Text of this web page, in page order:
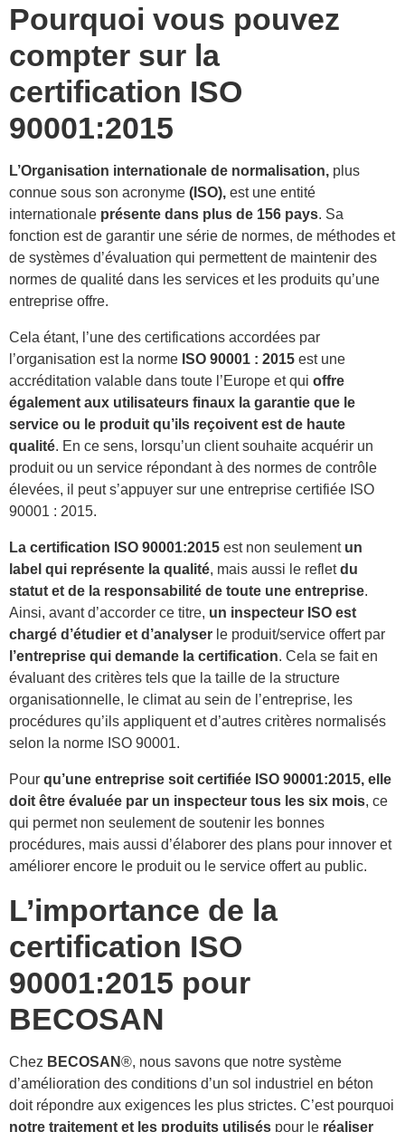
Pourquoi vous pouvez
compter sur la
certification ISO
90001:2015
L’Organisation internationale de normalisation, plus
connue sous son acronyme (ISO), est une entité
internationale présente dans plus de 156 pays. Sa
fonction est de garantir une série de normes, de méthodes et
de systèmes d’évaluation qui permettent de maintenir des
normes de qualité dans les services et les produits qu’une
entreprise offre.
Cela étant, l’une des certifications accordées par
l’organisation est la norme ISO 90001 : 2015 est une
accréditation valable dans toute l’Europe et qui offre
également aux utilisateurs finaux la garantie que le
service ou le produit qu’ils reçoivent est de haute
qualité. En ce sens, lorsqu’un client souhaite acquérir un
produit ou un service répondant à des normes de contrôle
élevées, il peut s’appuyer sur une entreprise certifiée ISO
90001 : 2015.
La certification ISO 90001:2015 est non seulement un
label qui représente la qualité, mais aussi le refletdu
statut et de la responsabilité de toute une entreprise.
Ainsi, avant d’accorder ce titre, un inspecteur ISO est
chargé d’étudier et d’analyser le produit/service offert par
l’entreprise qui demande la certification. Cela se fait en
évaluant des critères tels que la taille de la structure
organisationnelle, le climat au sein de l’entreprise, les
procédures qu’ils appliquent et d’autres critères normalisés
selon la norme ISO 90001.
Pour qu’une entreprise soit certifiée ISO 90001:2015, elle
doit être évaluée par un inspecteur tous les six mois, ce
qui permet non seulement de soutenir les bonnes
procédures, mais aussi d’élaborer des plans pour innover et
améliorer encore le produit ou le service offert au public.
L’importance de la
certification ISO
90001:2015 pour
BECOSAN
Chez BECOSAN®, nous savons que notre système
d’amélioration des conditions d’un sol industriel en béton
doit répondre aux exigences les plus strictes. C’est pourquoi
notre traitement et les produits utilisés pour le réaliser